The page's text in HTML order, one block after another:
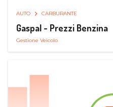
AUTO CARBURANTE
Gaspal - Prezzi Benzina
Gestione Veicolo